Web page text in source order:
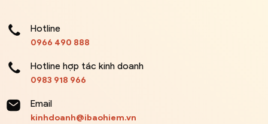
Hotline
0966 490 888
Hotline hợp tác kinh doanh
0983 918 966
Email
kinhdoanh@ibaohiem.vn